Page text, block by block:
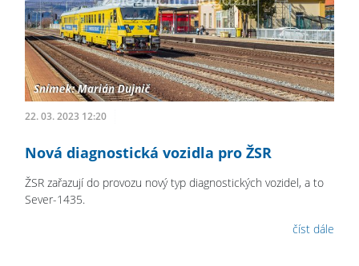
22. 03. 2023 12:20
Nová diagnostická vozidla pro ŽSR
ŽSR zařazují do provozu nový typ diagnostických vozidel, a to
Sever-1435.
číst dále